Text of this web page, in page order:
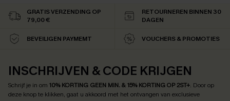
GRATIS VERZENDING OP
79,00 €
RETOURNEREN BINNEN 30
DAGEN
BEVEILIGEN PAYMEMT VOUCHERS & PROMOTIES
INSCHRIJVEN & CODE KRIJGEN
Schrijf je in om 10% KORTING GEEN MIN. & 15% KORTING OP 2ST+. Door op
deze knop te klikken, gaat u akkoord met het ontvangen van exclusieve